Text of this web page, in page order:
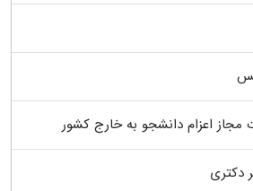
اعزام دانشجو به خارج کشور
دکتری